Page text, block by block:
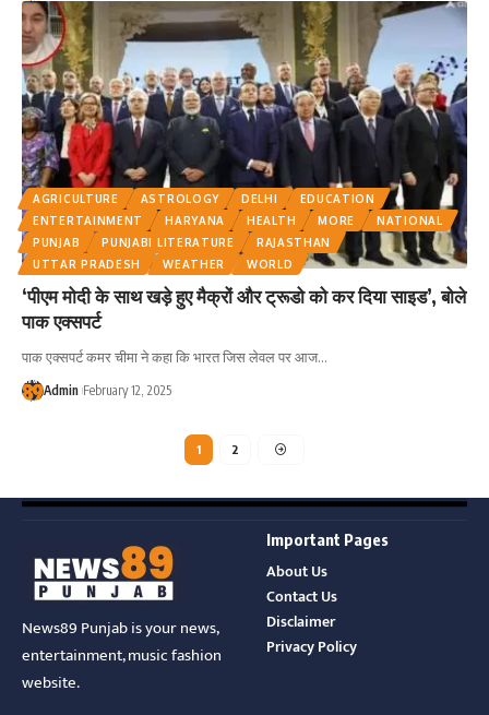
AGRICULTURE ASTROLOGY DELHI
EDUCATION
ENTERTAINMENT
HARYANA HEALTH MORE
NATIONAL
PUNJAB
PUNJABI LITERATURE
RAJASTHAN
UTTAR PRADESH
WEATHER WORLD
‘पीएम मोदी के साथ खड़े हुए मैक्रों और ट्रूडो को कर दिया साइड’, बोले
पाक एक्सपर्ट
पाक एक्सपर्ट कमर चीमा ने कहा कि भारत जिस लेवल पर आज…
Admin February 12, 2025
1 2
News89 Punjab is your news,
entertainment, music fashion
website.
Important Pages
About Us
Contact Us
Disclaimer
Privacy Policy